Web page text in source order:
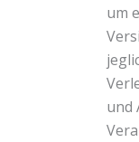
um
und